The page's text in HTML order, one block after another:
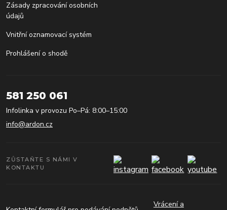
Zásady zpracování osobních
údajů
Vnitřní oznamovací systém
Prohlášení o shodě
581 250 061
Infolinka v provozu Po–Pá: 8:00–15:00
info@ardon.cz
ZŮSTAŇTE S NÁMI V
KONTAKTU
Vrácení a